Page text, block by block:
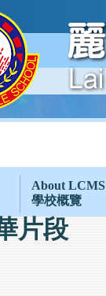
About LCMS
學校概覽
片段